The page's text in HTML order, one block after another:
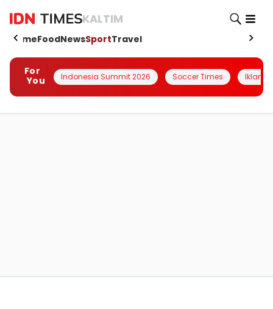
KALTIM
HomeFoodNewsSportTravel
For
You
Indonesia Summit 2026 Soccer Times Iklanin